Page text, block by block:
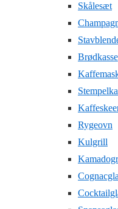
Skålesæt
Brødkasse
Rygeovn
Kulgrill